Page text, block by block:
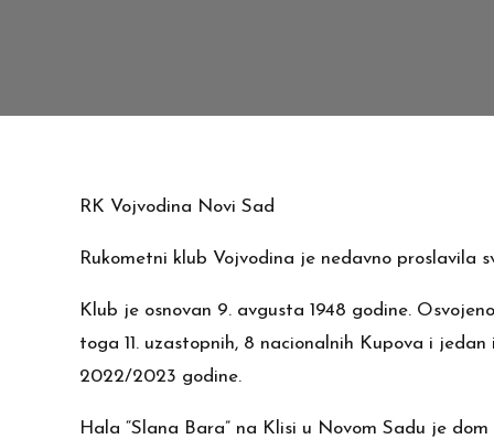
RK Vojvodina Novi Sad
Rukometni klub Vojvodina je nedavno proslavila
Klub je osnovan 9. avgusta 1948 godine.
toga 11. uzastopnih, 8 nacionalnih Kupova i
2022/2023 godine.
Hala “Slana Bara” na Klisi u Novom Sadu je